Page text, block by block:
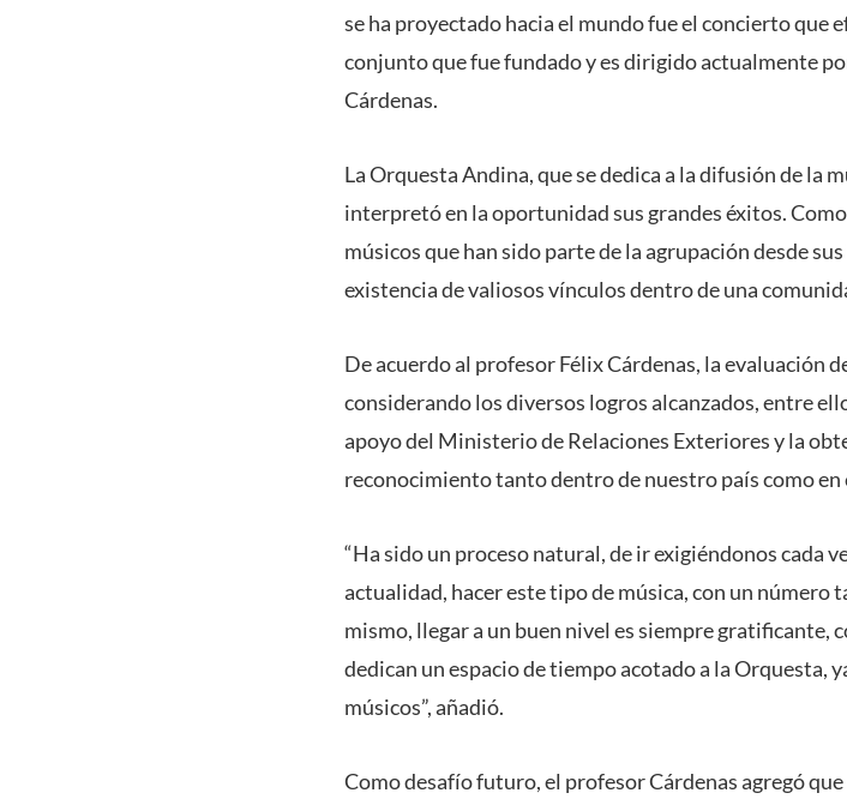
se ha proyectado hacia el mundo fue el concierto que
conjunto que fue fundado y es dirigido actualmente
Cárdenas.
La Orquesta Andina, que se dedica a la difusión de la
interpretó en la oportunidad sus grandes éxitos.
músicos que han sido parte de la agrupación desde
existencia de valiosos vínculos dentro de una
De acuerdo al profesor Félix Cárdenas, la evaluación
considerando los diversos logros alcanzados, entre
apoyo del Ministerio de Relaciones Exteriores y la
reconocimiento tanto dentro de nuestro país como en
“Ha sido un proceso natural, de ir exigiéndonos cada
actualidad, hacer este tipo de música, con un número
mismo, llegar a un buen nivel es siempre gratificante,
dedican un espacio de tiempo acotado a la Orquesta,
músicos”, añadió.
Como desafío futuro, el profesor Cárdenas agregó